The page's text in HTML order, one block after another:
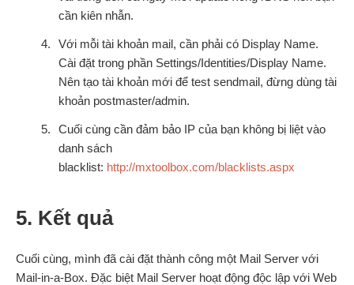
cần kiên nhẫn.
Với mỗi tài khoản mail, cần phải có Display Name.
Cài đặt trong phần Settings/Identities/Display Name.
Nên tạo tài khoản mới để test sendmail, đừng dùng tài
khoản postmaster/admin.
Cuối cùng cần đảm bảo IP của bạn không bị liệt vào
danh sách
blacklist: http://mxtoolbox.com/blacklists.aspx
5. Kết quả
Cuối cùng, mình đã cài đặt thành công một Mail Server với
Mail-in-a-Box. Đặc biệt Mail Server hoạt động độc lập với Web